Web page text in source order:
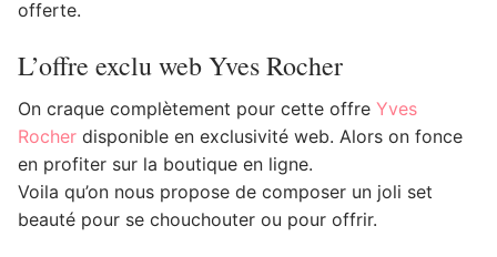
offerte.
L’offre exclu web Yves Rocher
On craque complètement pour cette offre Yves
Rocher disponible en exclusivité web. Alors on fonce
en profiter sur la boutique en ligne.
Voila qu’on nous propose de composer un joli set
beauté pour se chouchouter ou pour offrir.